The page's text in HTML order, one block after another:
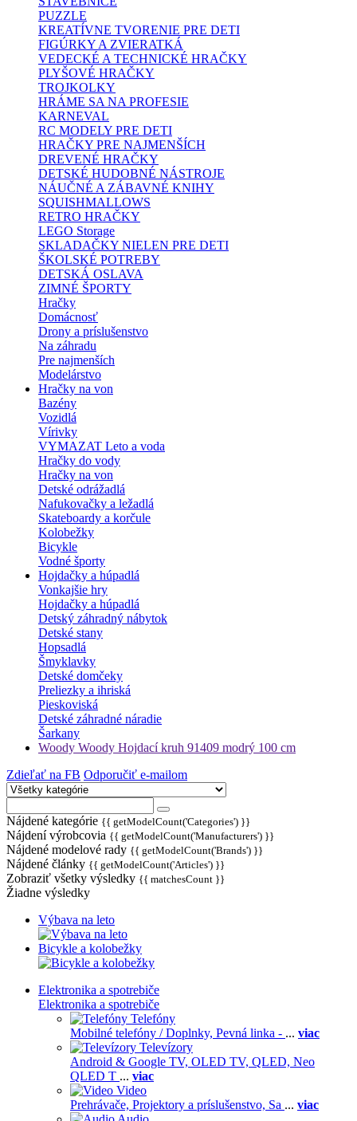
PUZZLE
KREATÍVNE TVORENIE PRE DETI
FIGÚRKY A ZVIERATKÁ
VEDECKÉ A TECHNICKÉ HRAČKY
PLYŠOVÉ HRAČKY
TROJKOLKY
HRÁME SA NA PROFESIE
KARNEVAL
RC MODELY PRE DETI
HRAČKY PRE NAJMENŠÍCH
DREVENÉ HRAČKY
DETSKÉ HUDOBNÉ NÁSTROJE
NÁUČNÉ A ZÁBAVNÉ KNIHY
SQUISHMALLOWS
RETRO HRAČKY
LEGO Storage
SKLADAČKY NIELEN PRE DETI
ŠKOLSKÉ POTREBY
DETSKÁ OSLAVA
ZIMNÉ ŠPORTY
Hračky
Domácnosť
Drony a príslušenstvo
Na záhradu
Pre najmenších
Modelárstvo
Hračky na von
Bazény
Vozidlá
Vírivky
VYMAZAT Leto a voda
Hračky do vody
Hračky na von
Detské odrážadlá
Nafukovačky a ležadlá
Skateboardy a korčule
Kolobežky
Bicykle
Vodné športy
Hojdačky a húpadlá
Vonkajšie hry
Hojdačky a húpadlá
Detský záhradný nábytok
Detské stany
Hopsadlá
Šmyklavky
Detské domčeky
Preliezky a ihriská
Pieskoviská
Detské záhradné náradie
Šarkany
Woody Woody Hojdací kruh 91409 modrý 100 cm
Zdieľať na FB Odporučiť e-mailom
Nájdené kategórie {{ getModelCount('Categories') }}
Nájdení výrobcovia {{ getModelCount('Manufacturers') }}
Nájdené modelové rady {{ getModelCount('Brands') }}
Nájdené články {{ getModelCount('Articles') }}
Zobraziť všetky výsledky {{ matchesCount }}
Žiadne výsledky
Výbava na leto
Bicykle a kolobežky
Elektronika a spotrebiče
Elektronika a spotrebiče
Telefóny
Mobilné telefóny / Doplnky, Pevná linka - ... viac
Televízory
Android & Google TV, OLED TV, QLED, Neo
QLED T ... viac
Video
Prehrávače, Projektory a príslušenstvo, Sa ... viac